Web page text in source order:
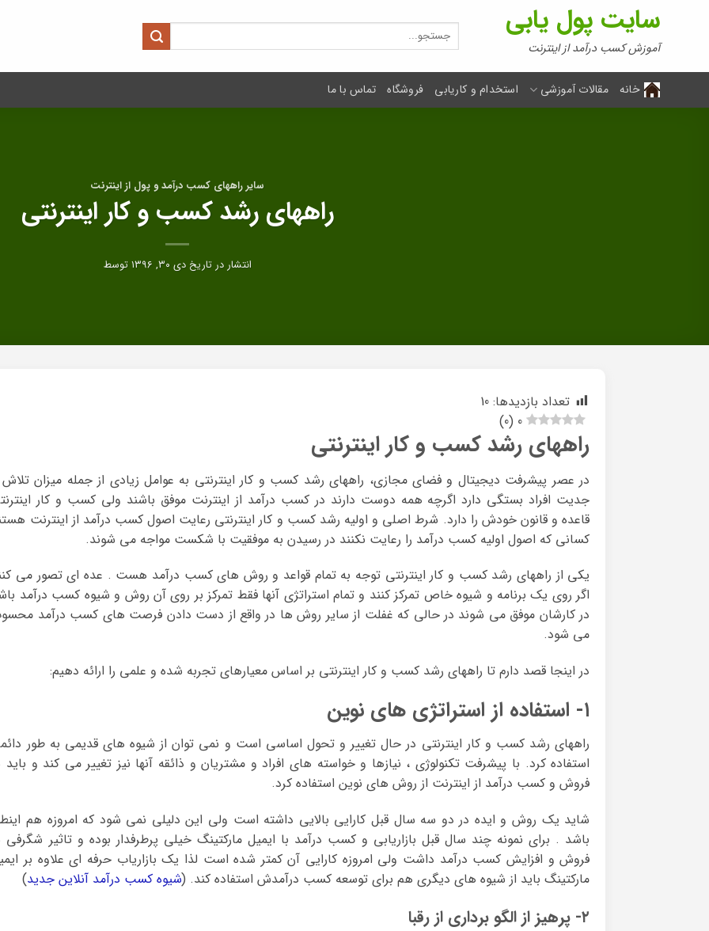
سایت پول یابی
آموزش کسب درآمد از اینترنت
جستجو
برای:
خانه مقالات آموزشی استخدام و کاریابی فروشگاه تماس با ما
سایر راههای کسب درآمد و پول از اینترنت
راههای رشد کسب و کار اینترنتی
انتشار در تاریخدی ۳۰, ۱۳۹۶ توسط
تعداد بازدیدها: 10
0
(
0
)
راههای رشد کسب و کار اینترنتی
در عصر پیشرفت دیجیتال و فضای مجازی، راههای رشد کسب و کار اینترنتی به عوامل زیادی از جمله میزان
جدیت افراد بستگی دارد اگرچه همه دوست دارند در کسب درآمد از اینترنت موفق باشند ولی کسب و کار
قاعده و قانون خودش را دارد. شرط اصلی و اولیه رشد کسب و کار اینترنتی رعایت اصول کسب درآمد از اینترنت
کسانی که اصول اولیه کسب درآمد را رعایت نکنند در رسیدن به موفقیت با شکست مواجه می شوند.
یکی از راههای رشد کسب و کار اینترنتی توجه به تمام قواعد و روش های کسب درآمد هست . عده ای تصور می
اگر روی یک برنامه و شیوه خاص تمرکز کنند و تمام استراتژی آنها فقط تمرکز بر روی آن روش و شیوه کسب درآمد
در کارشان موفق می شوند در حالی که غفلت از سایر روش ها در واقع از دست دادن فرصت های کسب درآمد
می شود.
در اینجا قصد دارم تا راههای رشد کسب و کار اینترنتی بر اساس معیارهای تجربه شده و علمی را ارائه دهیم:
۱- استفاده از استراتژی های نوین
راههای رشد کسب و کار اینترنتی در حال تغییر و تحول اساسی است و نمی توان از شیوه های قدیمی به طور
استفاده کرد. با پیشرفت تکنولوژی ، نیازها و خواسته های افراد و مشتریان و ذائقه آنها نیز تغییر می کند و باید
فروش و کسب درآمد از اینترنت از روش های نوین استفاده کرد.
شاید یک روش و ایده در دو سه سال قبل کارایی بالایی داشته است ولی این دلیلی نمی شود که امروزه هم
باشد . برای نمونه چند سال قبل بازاریابی و کسب درآمد با ایمیل مارکتینگ خیلی پرطرفدار بوده و تاثیر شگرفی
فروش و افزایش کسب درآمد داشت ولی امروزه کارایی آن کمتر شده است لذا یک بازاریاب حرفه ای علاوه بر
مارکتینگ باید از شیوه های دیگری هم برای توسعه کسب درآمدش استفاده کند. (شیوه کسب درآمد آنلاین جدید)
۲- پرهیز از الگو برداری از رقبا